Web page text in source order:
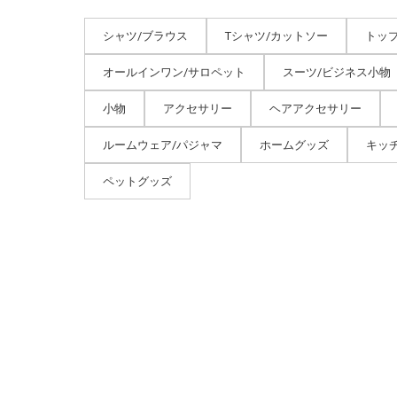
シャツ/ブラウス Tシャツ/カットソー トッ
オールインワン/サロペット スーツ/ビジネス小物
小物 アクセサリー ヘアアクセサリー
ルームウェア/パジャマ ホームグッズ キッ
ペットグッズ